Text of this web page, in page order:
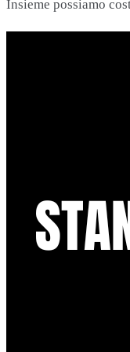
Insieme possiamo